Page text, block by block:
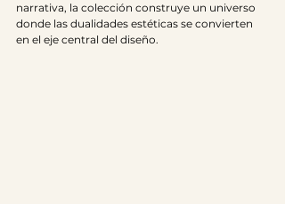
narrativa, la colección construye un universo
donde las dualidades estéticas se convierten
en el eje central del diseño.